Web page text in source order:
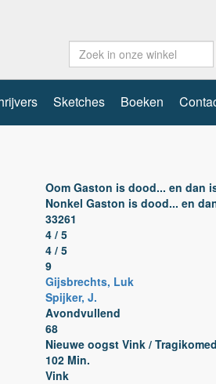
Sketches Boeken
Oom Gaston is dood... en dan
Nonkel Gaston is dood... en
33261
4 / 5
4 / 5
9
Gijsbrechts, Luk
Spijker, J.
Avondvullend
68
Nieuwe oogst Vink /
102 Min.
Vink